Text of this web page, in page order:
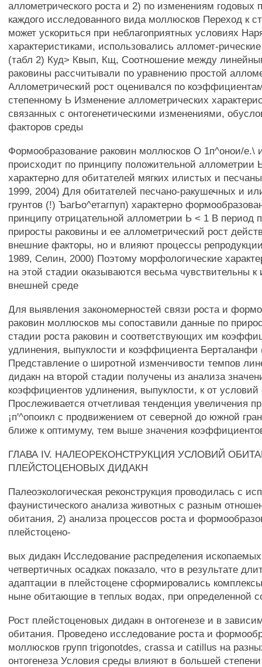
аллометрического роста и 2) по изменениям годовых
каждого исследованного вида моллюсков Переход к
может ускориться при неблагоприятных условиях
характеристиками, использовались алломет-
(табл 2) Куд> Квып, Кщ, Соотношение между
раковины рассчитывали по уравнению простой
Аллометрический рост оценивался по
степенному Ь Изменение аллометрических
связанных с онтогенетическими изменениями,
факторов среды
Формообразование раковин моллюсков О 1п^онои/е.\
происходит по принципу положительной аллометрии
характерно для обитателей мягких илистых и
1999, 2004) Для обитателей песчано-ракушечных и
грунтов (!) ЪагЬо^етагпуп) характерно
принципу отрицательной аллометрии Ь < 1 В период
приросты раковины и ее аллометрический рост
внешние факторы, но и влияют процессы
1989, Селин, 2000) Поэтому морфологические
на этой стадии оказываются весьма чувствительны
внешней среде
Для выявления закономерностей связи роста и
раковин моллюсков мы сопоставили данные по
стадии роста раковин и соответствующих им
удлинения, выпуклости и коэффициента Берталанфи
Представление о широтной изменчивости темпов
дидакн на второй стадии получены из анализа
коэффициентов удлинения, выпуклости, к от условий
Прослеживается отчетливая тенденция увеличения
¡п'^опоикл с продвижением от северной до южной
ближе к оптимуму, тем выше значения
ГЛАВА IV. НАЛЕОРЕКОНСТРУКЦИЯ УСЛОВИЙ
ПЛЕЙСТОЦЕНОВЫХ ДИДАКН
Палеоэкологическая реконструкция проводилась с
фаунистического анализа животных с разным
обитания, 2) анализа процессов роста и
плейстоцено-
вых дидакн Исследование распределения
четвертичных осадках показало, что в результате
адаптации в плейстоцене сформировались
ныне обитающие в теплых водах, при определенной
Рост плейстоценовых дидакн в онтогенезе и в
обитания. Проведено исследование роста и
моллюсков групп trigonotdes, crassa и catillus на
онтогенеза Условия среды влияют в большей